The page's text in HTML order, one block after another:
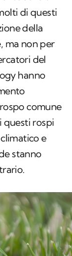
di questi
della
ma non per
del
hanno
comune
questi rospi
e
stanno